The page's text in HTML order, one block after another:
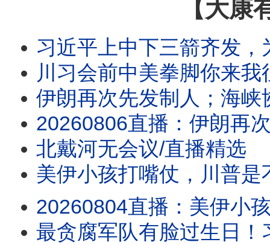
【大康
习近平上中下三箭齐发
川习会前中美拳脚你来我
伊朗再次先发制人；海峡协议在即
20260806直播：伊朗再次先发制人；海峡协议在即？伊朗要主权加五条件，川
北戴河无会议/直播精选
美伊小孩打嘴仗，川普是不是对谈判有什
20260804直播：美伊小孩打嘴仗，川普是不是对谈判有什么误解？真没招
最贪腐军队有脸过生日